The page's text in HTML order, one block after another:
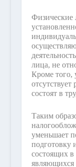
Физические
лица, не
Кроме того,
состоят в
Таким
уменьшает
подготовку
состоящих в
являющихся